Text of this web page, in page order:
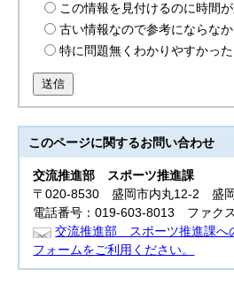
この情報を見付けるのに時間
古い情報なので参考にならな
特に問題無くわかりやすかった
送信
このページに関するお問い合わせ
交流推進部 スポーツ推進課
〒020-8530 盛岡市内丸12-2 盛
電話番号：019-603-8013 ファク
交流推進部 スポーツ推進課へ
フォームをご利用ください。